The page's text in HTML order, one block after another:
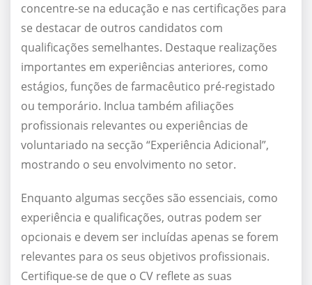
concentre-se na educação e nas certificações para
se destacar de outros candidatos com
qualificações semelhantes. Destaque realizações
importantes em experiências anteriores, como
estágios, funções de farmacêutico pré-registado
ou temporário. Inclua também afiliações
profissionais relevantes ou experiências de
voluntariado na secção “Experiência Adicional”,
mostrando o seu envolvimento no setor.
Enquanto algumas secções são essenciais, como
experiência e qualificações, outras podem ser
opcionais e devem ser incluídas apenas se forem
relevantes para os seus objetivos profissionais.
Certifique-se de que o CV reflete as suas